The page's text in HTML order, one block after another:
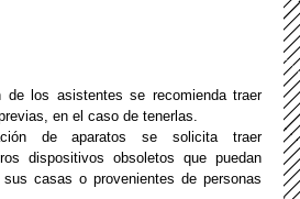
de los asistentes se recomienda traer
en el caso de tenerlas.
de aparatos se solicita traer
dispositivos obsoletos que puedan
casas o provenientes de personas